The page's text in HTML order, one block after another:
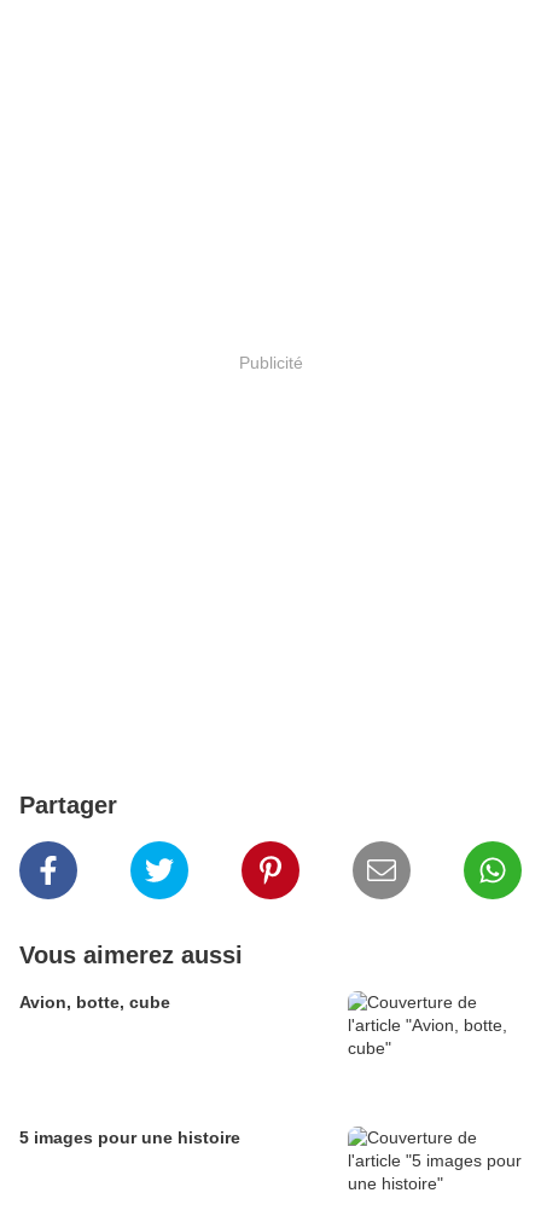
Publicité
Partager
Vous aimerez aussi
Avion, botte, cube
5 images pour une histoire